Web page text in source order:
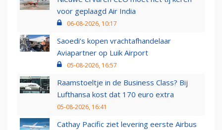
voor geplaagd Air India
06-08-2026, 10:17
Saoedi’s kopen vrachtafhandelaar
Aviapartner op Luik Airport
05-08-2026, 16:57
Raamstoeltje in de Business Class? Bij
Lufthansa kost dat 170 euro extra
05-08-2026, 16:41
Cathay Pacific ziet levering eerste Airbus